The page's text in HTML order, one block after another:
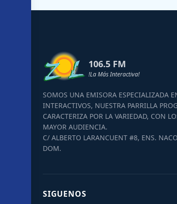
106.5 FM
!La Más Interactiva!
SOMOS UNA EMISORA ESPECIALIZADA
INTERACTIVOS, NUESTRA PARRILLA
CARACTERIZA POR LA VARIEDAD, CON
MAYOR AUDIENCIA.
C/ ALBERTO LARANCUENT #8, ENS.
DOM.
SIGUENOS